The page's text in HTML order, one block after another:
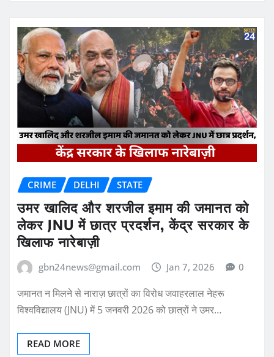
CRIME DELHI STATE
उमर खालिद और शरजील इमाम की जमानत को
लेकर JNU में छात्र प्रदर्शन, केंद्र सरकार के
खिलाफ नारेबाज़ी
gbn24news@gmail.com Jan 7, 2026 0
जमानत न मिलने से नाराज़ छात्रों का विरोध जवाहरलाल नेहरू
विश्वविद्यालय (JNU) में 5 जनवरी 2026 को छात्रों ने उमर…
READ MORE